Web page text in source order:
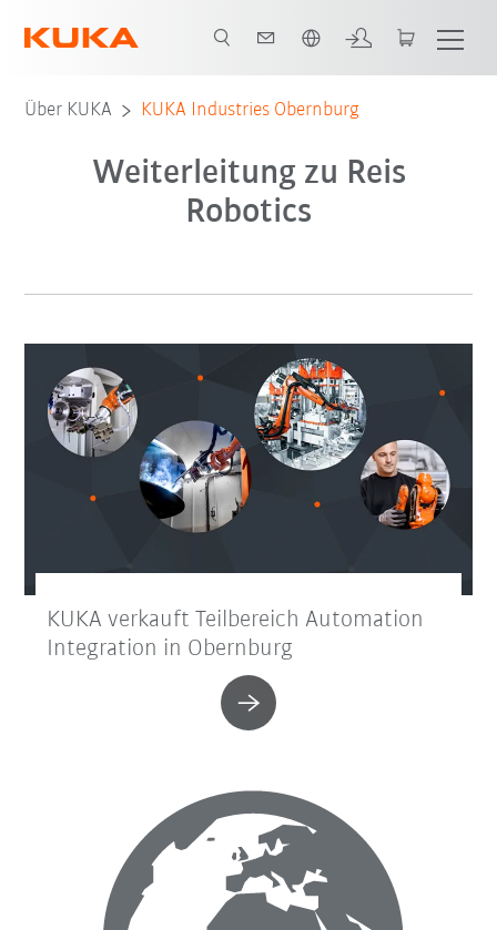
Über KUKA KUKA Industries Obernburg
Weiterleitung zu Reis
Robotics
KUKA verkauft Teilbereich Automation
Integration in Obernburg